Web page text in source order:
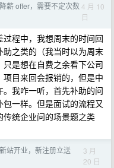
薪 offer，需要不定次数4 月 10
日
程中，我想周末的时间回
之类的（我当时以为周末
是想在自费之余看下公司
目来回会报销的，但是中
我咋一听，首先补助的问
一样。但是面试的流程又
统企业问的场景题之类
站开业，新注册立送
3 月
20 日